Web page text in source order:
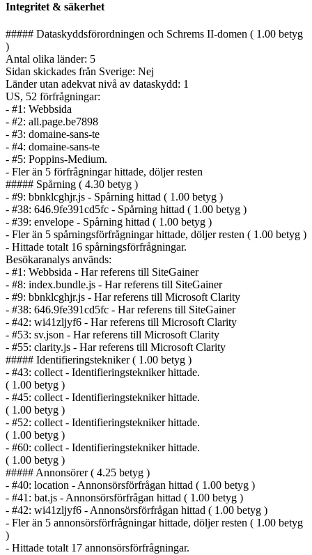
Integritet & säkerhet
##### Dataskyddsförordningen och Schrems II-domen ( 1.00 betyg
)
Antal olika länder: 5
Sidan skickades från Sverige: Nej
Länder utan adekvat nivå av dataskydd: 1
US, 52 förfrågningar:
- #1: Webbsida
- #2: all.page.be7898
- #3: domaine-sans-te
- #4: domaine-sans-te
- #5: Poppins-Medium.
- Fler än 5 förfrågningar hittade, döljer resten
##### Spårning ( 4.30 betyg )
- #9: bbnklcghjr.js - Spårning hittad ( 1.00 betyg )
- #38: 646.9fe391cd5fc - Spårning hittad ( 1.00 betyg )
- #39: envelope - Spårning hittad ( 1.00 betyg )
- Fler än 5 spårnings­förfrågningar hittade, döljer resten ( 1.00 betyg )
- Hittade totalt 16 spårnings­förfrågningar.
Besökaranalys används:
- #1: Webbsida - Har referens till SiteGainer
- #8: index.bundle.js - Har referens till SiteGainer
- #9: bbnklcghjr.js - Har referens till Microsoft Clarity
- #38: 646.9fe391cd5fc - Har referens till SiteGainer
- #42: wi41zljyf6 - Har referens till Microsoft Clarity
- #53: sv.json - Har referens till Microsoft Clarity
- #55: clarity.js - Har referens till Microsoft Clarity
##### Identifierings­tekniker ( 1.00 betyg )
- #43: collect - Identifierings­tekniker hittade.
( 1.00 betyg )
- #45: collect - Identifierings­tekniker hittade.
( 1.00 betyg )
- #52: collect - Identifierings­tekniker hittade.
( 1.00 betyg )
- #60: collect - Identifierings­tekniker hittade.
( 1.00 betyg )
##### Annonsörer ( 4.25 betyg )
- #40: location - Annonsörs­förfrågan hittad ( 1.00 betyg )
- #41: bat.js - Annonsörs­förfrågan hittad ( 1.00 betyg )
- #42: wi41zljyf6 - Annonsörs­förfrågan hittad ( 1.00 betyg )
- Fler än 5 annonsörs­förfrågningar hittade, döljer resten ( 1.00 betyg
)
- Hittade totalt 17 annonsörs­förfrågningar.